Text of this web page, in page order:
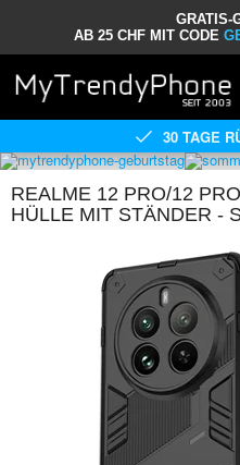
GRATIS-
AB 25 CHF MIT CODE
30 TAGE
REALME 12 PRO/12
HÜLLE MIT STÄNDER -